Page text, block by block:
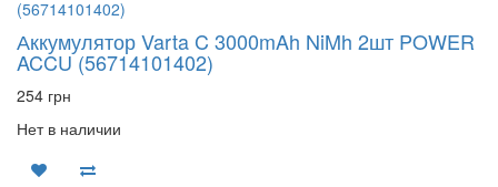
Аккумулятор Varta C 3000mAh NiMh 2шт POWER
ACCU (56714101402)
254 грн
Нет в наличии